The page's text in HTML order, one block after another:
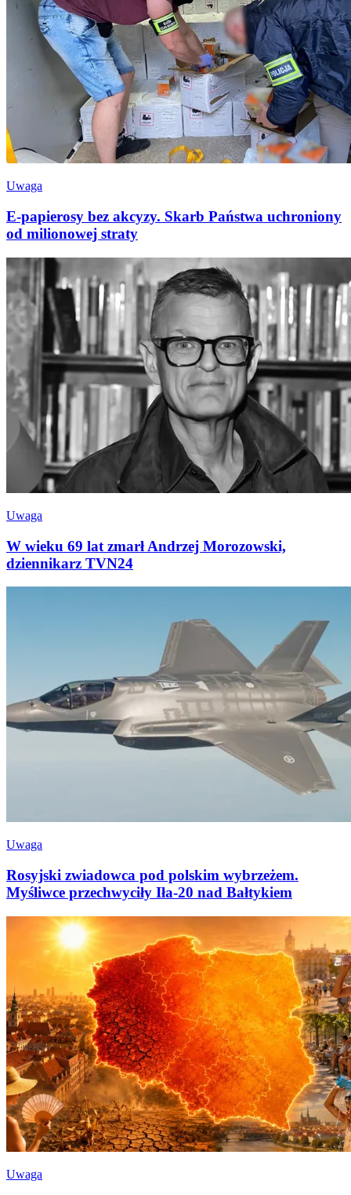
Uwaga
E-papierosy bez akcyzy. Skarb Państwa uchroniony
od milionowej straty
Uwaga
W wieku 69 lat zmarł Andrzej Morozowski,
dziennikarz TVN24
Uwaga
Rosyjski zwiadowca pod polskim wybrzeżem.
Myśliwce przechwyciły Iła-20 nad Bałtykiem
Uwaga